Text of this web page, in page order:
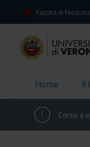
Facoltà di
Home
current Il
Corso a